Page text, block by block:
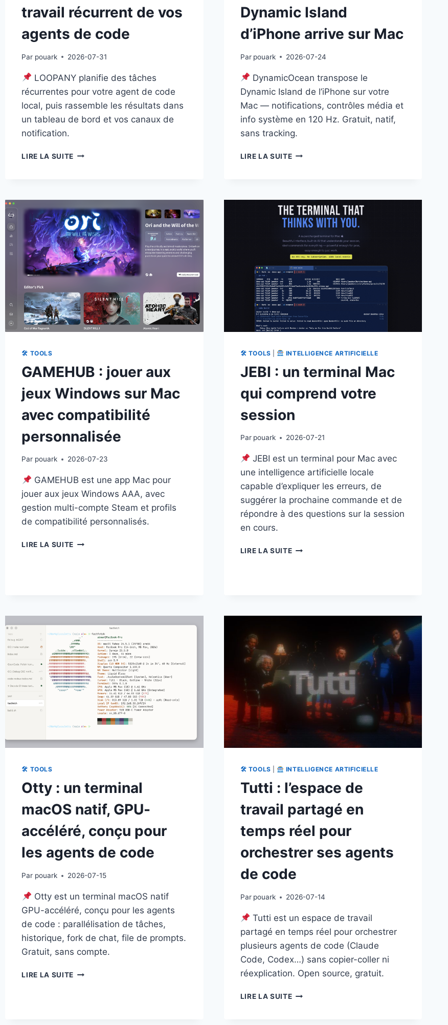
travail récurrent de vos
agents de code
Par pouark 2026-07-31
LOOPANY planifie des tâches
récurrentes pour votre agent de code
local, puis rassemble les résultats dans
un tableau de bord et vos canaux de
notification.
LIRE LA SUITE LOOPANY
RÉCURRENT
DE
VOS
AGENTS
DE
CODE
Dynamic Island
d’iPhone arrive sur Mac
Par pouark 2026-07-24
DynamicOcean transpose le
Dynamic Island de l’iPhone sur votre
Mac — notifications, contrôles média et
info système en 120 Hz. Gratuit, natif,
sans tracking.
LIRE LA SUITEDYNAMICOCEAN
D’IPHONE
ARRIVE
SUR
MAC
🛠 TOOLS
GAMEHUB : jouer aux
jeux Windows sur Mac
avec compatibilité
personnalisée
Par pouark 2026-07-23
GAMEHUB est une app Mac pour
jouer aux jeux Windows AAA, avec
gestion multi-compte Steam et profils
de compatibilité personnalisés.
LIRE LA SUITE GAMEHUB
MAC
COMPATIBILITÉ
PERSONNALISÉE
🛠 TOOLS INTELLIGENCE ARTIFICIELLE
JEBI : un terminal Mac
qui comprend votre
session
Par pouark 2026-07-21
JEBI est un terminal pour Mac avec
une intelligence artificielle locale
capable d’expliquer les erreurs, de
suggérer la prochaine commande et de
répondre à des questions sur la session
en cours.
LIRE LA SUITEJEBI
🛠 TOOLS
Otty : un terminal
macOS natif, GPU-
accéléré, conçu pour
les agents de code
Par pouark 2026-07-15
Otty est un terminal macOS natif
GPU-accéléré, conçu pour les agents
de code : parallélisation de tâches,
historique, fork de chat, file de prompts.
Gratuit, sans compte.
LIRE LA SUITE OTTY
🛠 TOOLS INTELLIGENCE ARTIFICIELLE
Tutti : l’espace de
travail partagé en
temps réel pour
orchestrer ses agents
de code
Par pouark 2026-07-14
Tutti est un espace de travail
partagé en temps réel pour orchestrer
plusieurs agents de code (Claude
Code, Codex…) sans copier-coller ni
réexplication. Open source, gratuit.
LIRE LA SUITETUTTI